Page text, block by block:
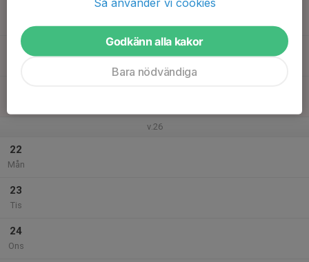
20
v.26
22
Mån
23
Tis
24
Ons
Godkänn alla kakor
Bara nödvändiga